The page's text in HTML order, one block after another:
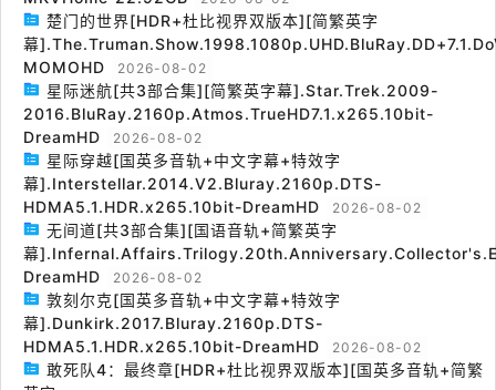
楚门的世界[HDR+杜比视界双版本][简繁英字
幕
MOMOHD
2026-08-02
星际迷航[共3部合集][简繁英字幕].Star.Trek.2009-
2016.BluRay.2160p.Atmos.TrueHD7.1.x265.10bit-
DreamHD
2026-08-02
星际穿越[国英多音轨+中文字幕+特效字
幕].Interstellar.2014.V2.Bluray.2160p.DTS-
HDMA5.1.HDR.x265.10bit-DreamHD
2026-08-02
无间道[共3部合集][国语音轨+简繁英字
幕
DreamHD
2026-08-02
敦刻尔克[国英多音轨+中文字幕+特效字
幕].Dunkirk.2017.Bluray.2160p.DTS-
HDMA5.1.HDR.x265.10bit-DreamHD
2026-08-02
敢死队4：最终章[HDR+杜比视界双版本][国英多音轨+简繁